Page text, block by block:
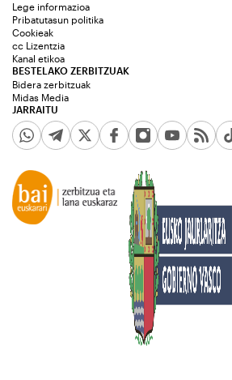
JARRAITU
Lege informazioa
Pribatutasun politika
Cookieak
cc Lizentzia
Kanal etikoa
BESTELAKO ZERBITZUAK
Bidera zerbitzuak
Midas Media